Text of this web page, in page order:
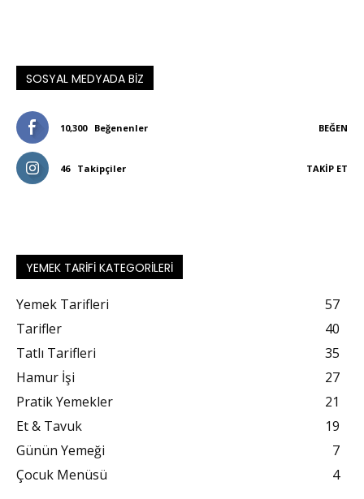
SOSYAL MEDYADA BIZ
10,300 Beğenenler BEĞEN
46 Takipçiler TAKIP ET
YEMEK TARIFI KATEGORILERI
Yemek Tarifleri
57
Tarifler
40
Tatlı Tarifleri
35
Hamur İşi
27
Pratik Yemekler
21
Et & Tavuk
19
Günün Yemeği
7
Çocuk Menüsü
4